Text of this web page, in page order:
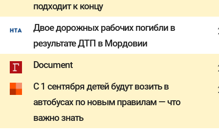
подходит к концу
Двое дорожных рабочих погибли в
результате ДТП в Мордовии
Document
С 1 сентября детей будут возить в
автобусах по новым правилам — что
важно знать